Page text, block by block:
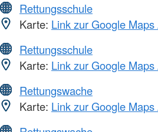
Rettungsschule
Karte: Link zur Google
Rettungsschule
Karte: Link zur Google
Rettungswache
Karte: Link zur Google